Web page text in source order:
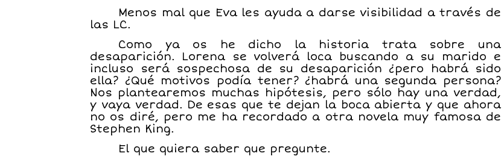
Menos mal que Eva les ayuda a darse visibilidad a través de
las LC.
Como ya os he dicho la historia trata sobre una
desaparición. Lorena se volverá loca buscando a su marido e
incluso será sospechosa de su desaparición ¿pero habrá sido
ella? ¿Qué motivos podía tener? ¿habrá una segunda persona?
Nos plantearemos muchas hipótesis, pero sólo hay una verdad,
y vaya verdad. De esas que te dejan la boca abierta y que ahora
no os diré, pero me ha recordado a otra novela muy famosa de
Stephen King.
El que quiera saber que pregunte.